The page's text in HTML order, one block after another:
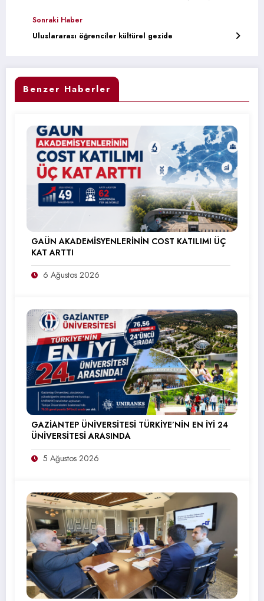
Sonraki Haber
Uluslararası öğrenciler kültürel gezide
Benzer Haberler
GAÜN AKADEMİSYENLERİNİN COST KATILIMI ÜÇ
KAT ARTTI
6 Ağustos 2026
GAZİANTEP ÜNİVERSİTESİ TÜRKİYE’NİN EN İYİ 24
ÜNİVERSİTESİ ARASINDA
5 Ağustos 2026